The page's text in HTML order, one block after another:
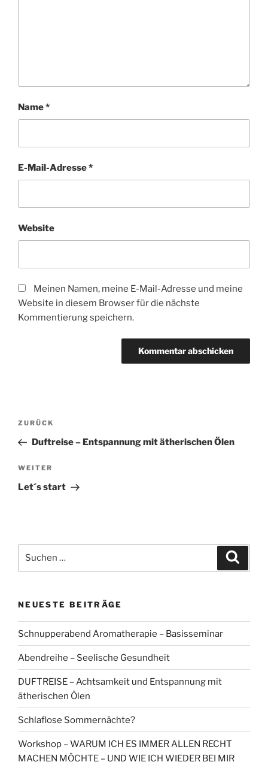
Name*
E-Mail-Adresse*
Website
Meinen Namen, meine E-Mail-Adresse und meine
Website in diesem Browser für die nächste
Kommentierung speichern.
Beitragsnavigation
Vorheriger
Beitrag
ZURÜCK
Duftreise – Entspannung mit ätherischen Ölen
Nächster
Beitrag
WEITER
Let´s start
nach:
NEUESTE BEITRÄGE
Schnupperabend Aromatherapie – Basisseminar
Abendreihe – Seelische Gesundheit
DUFTREISE – Achtsamkeit und Entspannung mit
ätherischen Ölen
Schlaflose Sommernächte?
Workshop – WARUM ICH ES IMMER ALLEN RECHT
MACHEN MÖCHTE – UND WIE ICH WIEDER BEI MIR